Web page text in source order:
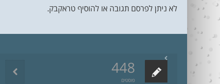
לא ניתן לפרסם תגובה או להוסיף טראקבק.
448
פוסטים